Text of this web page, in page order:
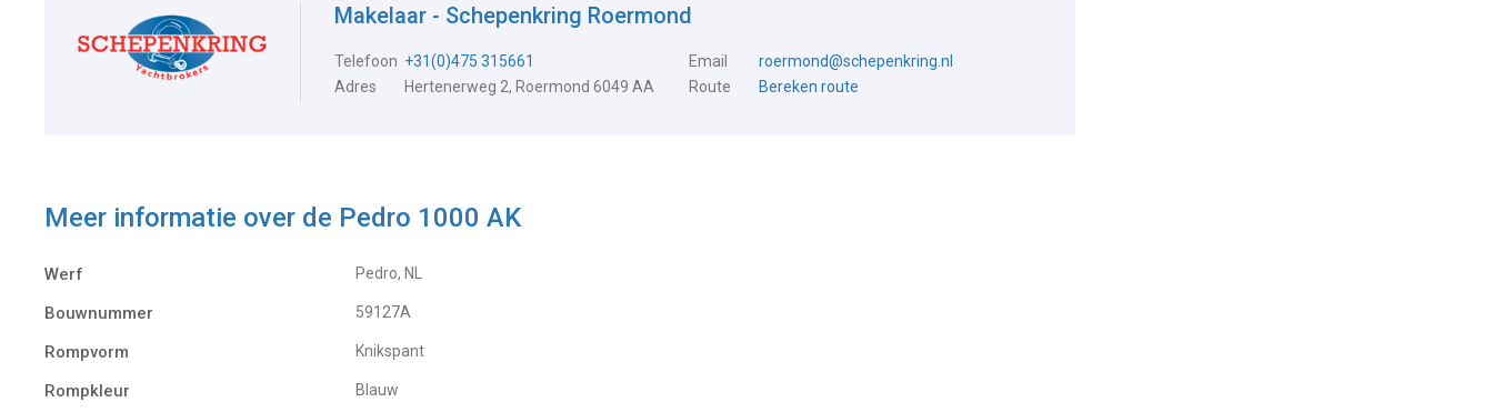
Makelaar - Schepenkring Roermond
Telefoon +31(0)475 315661 Email
roermond@schepenkring.nl
Adres
Hertenerweg 2, Roermond 6049 AA Route Bereken route
Meer informatie over de Pedro 1000 AK
Werf Pedro, NL
Bouwnummer 59127A
Rompvorm Knikspant
Rompkleur Blauw